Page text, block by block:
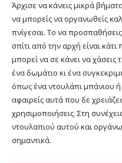
Άρχισε να κάνεις μικρά
να μπορείς να οργανωθείς
πνίγεσαι. Το να
σπίτι από την αρχή είναι
μπορεί να σε κάνει να χάσεις
ένα δωμάτιο κι ένα
όπως ένα ντουλάπι μπάνιου ή
αφαιρείς αυτά που δε
χρησιμοποιήσεις. Στη
ντουλαπιού αυτού και
σημαντικά.